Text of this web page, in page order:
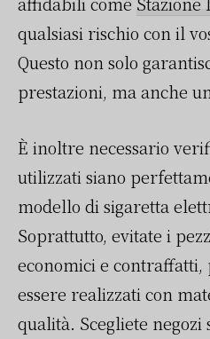
qualsiasi rischio con il
Questo non solo
prestazioni, ma anche
È inoltre necessario
utilizzati siano
modello di sigaretta
Soprattutto, evitate i
economici e
essere realizzati con
qualità. Scegliete negozi